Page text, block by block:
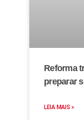
Reforma
preparar
LEIA MAIS »